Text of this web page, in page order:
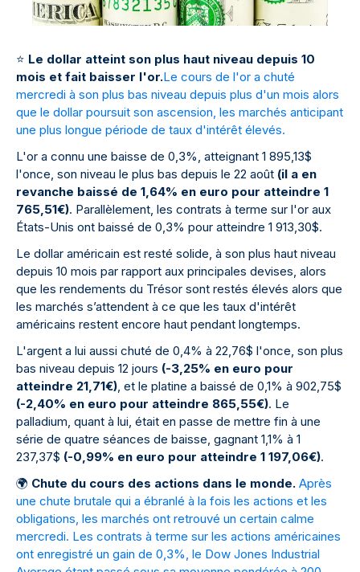
⭐ Le dollar atteint son plus haut niveau depuis 10
mois et fait baisser l'or.Le cours de l'or a chuté
mercredi à son plus bas niveau depuis plus d'un mois alors
que le dollar poursuit son ascension, les marchés anticipant
une plus longue période de taux d'intérêt élevés.
L'or a connu une baisse de 0,3%, atteignant 1 895,13$
l'once, son niveau le plus bas depuis le 22 août (il a en
revanche baissé de 1,64% en euro pour atteindre 1
765,51€). Parallèlement, les contrats à terme sur l'or aux
États-Unis ont baissé de 0,3% pour atteindre 1 913,30$.
Le dollar américain est resté solide, à son plus haut niveau
depuis 10 mois par rapport aux principales devises, alors
que les rendements du Trésor sont restés élevés alors que
les marchés s’attendent à ce que les taux d'intérêt
américains restent encore haut pendant longtemps.
L'argent a lui aussi chuté de 0,4% à 22,76$ l'once, son plus
bas niveau depuis 12 jours (-3,25% en euro pour
atteindre 21,71€) , et le platine a baissé de 0,1% à 902,75$
(-2,40% en euro pour atteindre 865,55€). Le
palladium, quant à lui, était en passe de mettre fin à une
série de quatre séances de baisse, gagnant 1,1% à 1
237,37$ (-0,99% en euro pour atteindre 1 197,06€).
🌍 Chute du cours des actions dans le monde. Après
une chute brutale qui a ébranlé à la fois les actions et les
obligations, les marchés ont retrouvé un certain calme
mercredi. Les contrats à terme sur les actions américaines
ont enregistré un gain de 0,3%, le Dow Jones Industrial